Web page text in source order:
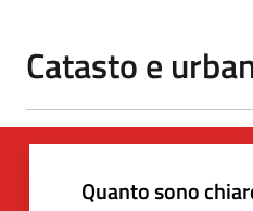
Catasto e
Quanto sono